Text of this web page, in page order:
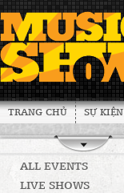
TRANG CHỦ SỰ KIỆN
ALL EVENTS
LIVE SHOWS